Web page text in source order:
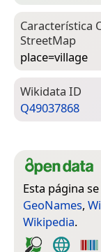
Característica
Street­Map
place=­village
Wiki­data ID
Q49037868
Esta página
GeoNames,
Wikipedia.